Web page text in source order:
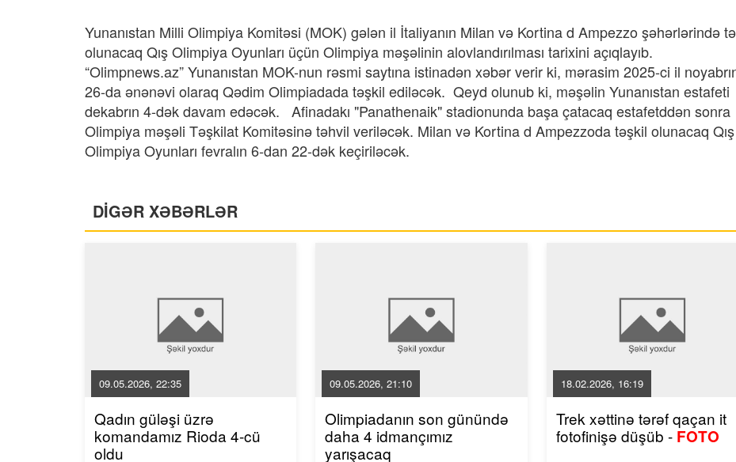
Yunanıstan Milli Olimpiya Komitəsi (MOK) gələn il İtaliyanın Milan və Kortina d Ampezzo şəhərlərində
olunacaq Qış Olimpiya Oyunları üçün Olimpiya məşəlinin alovlandırılması tarixini açıqlayıb.
“Olimpnews.az” Yunanıstan MOK-nun rəsmi saytına istinadən xəbər verir ki, mərasim 2025-ci il
26-da ənənəvi olaraq Qədim Olimpiadada təşkil ediləcək. Qeyd olunub ki, məşəlin Yunanıstan estafeti
dekabrın 4-dək davam edəcək. Afinadakı "Panathenaik" stadionunda başa çatacaq estafetddən sonra
Olimpiya məşəli Təşkilat Komitəsinə təhvil veriləcək. Milan və Kortina d Ampezzoda təşkil olunacaq Qış
Olimpiya Oyunları fevralın 6-dan 22-dək keçiriləcək.
DİGƏR XƏBƏRLƏR
09.05.2026, 22:35
Qadın güləşi üzrə
komandamız Rioda 4-cü
oldu
09.05.2026, 21:10
Olimpiadanın son günündə
daha 4 idmançımız
yarışacaq
18.02.2026, 16:19
Trek xəttinə tərəf qaçan it
fotofinişə düşüb - FOTO